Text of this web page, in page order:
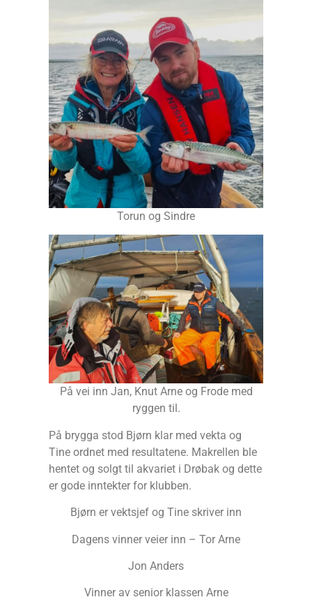
Torun og Sindre
På vei inn Jan, Knut Arne og Frode med
ryggen til.
På brygga stod Bjørn klar med vekta og
Tine ordnet med resultatene. Makrellen ble
hentet og solgt til akvariet i Drøbak og dette
er gode inntekter for klubben.
Bjørn er vektsjef og Tine skriver inn
Dagens vinner veier inn – Tor Arne
Jon Anders
Vinner av senior klassen Arne